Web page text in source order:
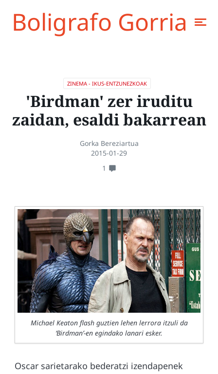
Boligrafo Gorria
ZINEMA - IKUS-ENTZUNEZKOAK
'Birdman' zer iruditu
zaidan, esaldi bakarrean
Gorka Bereziartua
2015-01-29
1
Michael Keaton flash guztien lehen lerrora itzuli da
‘Birdman’-en egindako lanari esker.
Oscar sarietarako bederatzi izendapenek